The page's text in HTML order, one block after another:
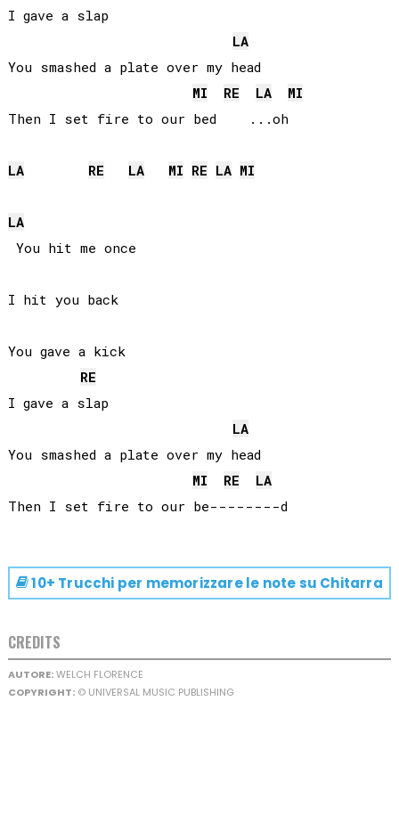
I gave a slap
LA
You smashed a plate over my head
MI
RE LA
MI
Then I set fire to our bed    ...oh
LA RE LA MI RE LA MI
LA
You hit me once
I hit you back
You gave a kick
RE
I gave a slap
LA
You smashed a plate over my head
MI
RE
LA
10+ Trucchi per memorizzare le note su Chitarra
CREDITS
AUTORE:WELCH FLORENCE
COPYRIGHT:© UNIVERSAL MUSIC PUBLISHING